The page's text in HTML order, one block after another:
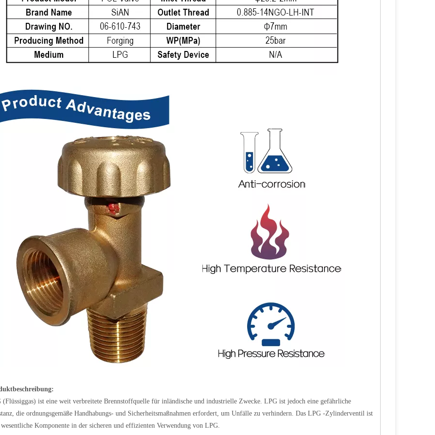
(Flüssiggas) ist eine weit verbreitete Brennstoffquelle für inländische und industrielle Zwecke. LPG ist jedoch eine gefährliche
die ordnungsgemäße Handhabungs- und Sicherheitsmaßnahmen erfordert, um Unfälle zu verhindern. Das LPG -Zylinderventil ist
wesentliche Komponente in der sicheren und effizienten Verwendung von LPG.